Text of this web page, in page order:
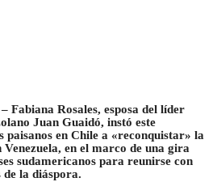
Fabiana Rosales, esposa del líder
Juan Guaidó, instó este
paisanos en Chile a «reconquistar» la
Venezuela, en el marco de una gira
sudamericanos para reunirse con
la diáspora.